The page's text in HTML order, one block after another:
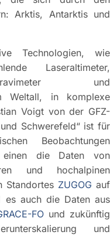
Arktis, Antarktis und
Technologien, wie
Laseraltimeter,
und
Weltall, in komplexe
Voigt von der GFZ-
Schwerefeld“ ist für
Beobachtungen
die Daten von
und hochalpinen
Standortes ZUGOG auf
es auch die Daten aus
FO und zukünftig
und